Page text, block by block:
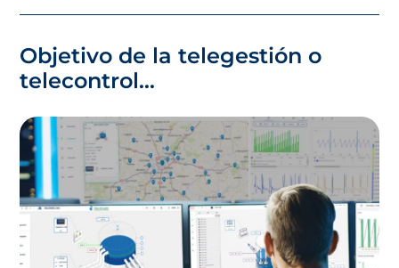
Objetivo de la telegestión o
telecontrol…